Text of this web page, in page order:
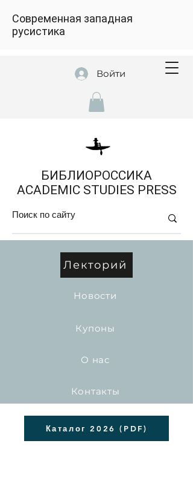
Войти
БИБЛИОРОССИКА
ACADEMIC STUDIES PRESS
Современная западная
русистика
Лекторий
Новости
Купоны
О нас
Контакты
Каталог 2026 (PDF)